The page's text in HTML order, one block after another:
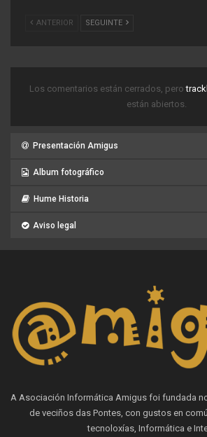
ANTERIOR SEGUINTE
Los comentarios están cerrados, pero
están abiertos.
Presentación Amigus
Album fotográfico
Hume Historia
Aviso legal
A Asociación Informática Amigus foi fundada
de veciños das Pontes, con gustos en
tecnoloxías, Informática e